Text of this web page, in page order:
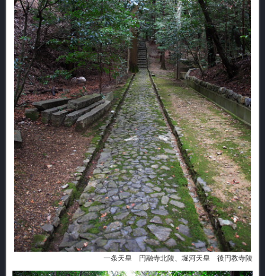
一条天皇 円融寺北陵、堀河天皇 後円教寺陵